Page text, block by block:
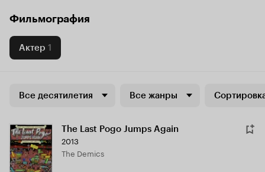
Фильмография
Актер 1
Все десятилетия Все жанры
The Last Pogo Jumps Again
2013
The Demics